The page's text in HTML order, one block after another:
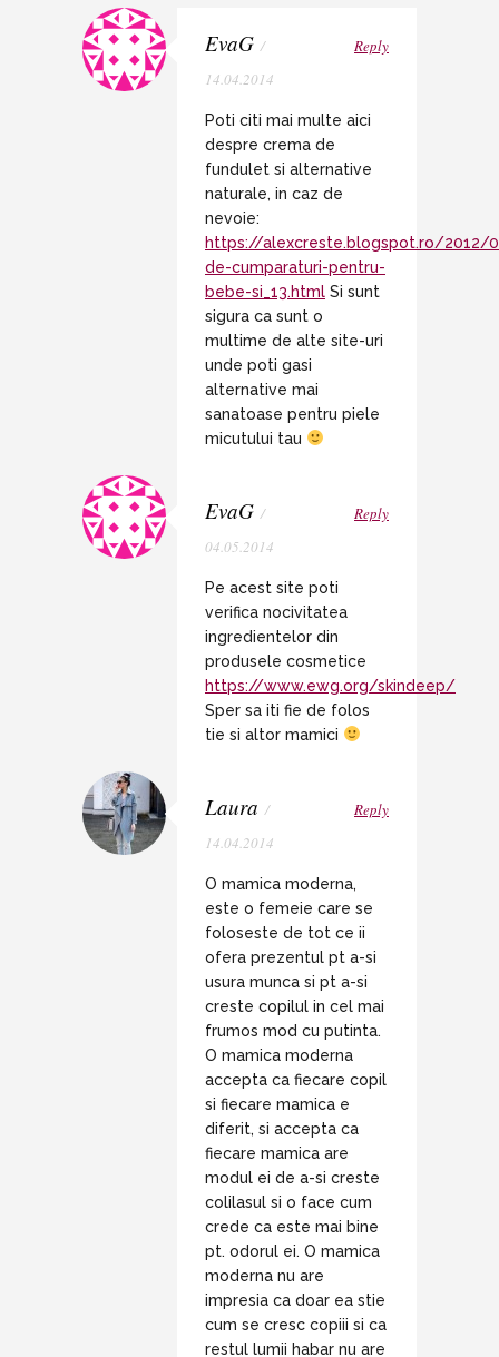
EvaG /
14.04.2014
Reply
Poti citi mai multe aici
despre crema de
fundulet si alternative
naturale, in caz de
nevoie:
https://alexcreste.blogspot.ro/2012/
de-cumparaturi-pentru-
bebe-si_13.html Si sunt
sigura ca sunt o
multime de alte site-uri
unde poti gasi
alternative mai
sanatoase pentru piele
micutului tau
EvaG /
04.05.2014
Reply
Pe acest site poti
verifica nocivitatea
ingredientelor din
produsele cosmetice
https://www.ewg.org/skindeep/
Sper sa iti fie de folos
tie si altor mamici
Laura /
14.04.2014
Reply
O mamica moderna,
este o femeie care se
foloseste de tot ce ii
ofera prezentul pt a-si
usura munca si pt a-si
creste copilul in cel mai
frumos mod cu putinta.
O mamica moderna
accepta ca fiecare copil
si fiecare mamica e
diferit, si accepta ca
fiecare mamica are
modul ei de a-si creste
colilasul si o face cum
crede ca este mai bine
pt. odorul ei. O mamica
moderna nu are
impresia ca doar ea stie
cum se cresc copiii si ca
restul lumii habar nu are